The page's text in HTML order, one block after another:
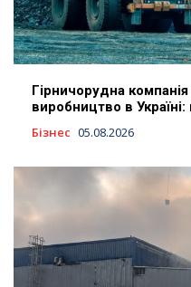
Гірничорудна
виробництво в
Бізнес 05.08.2026